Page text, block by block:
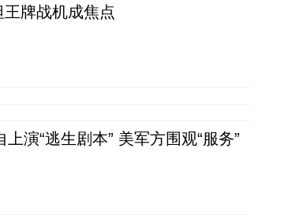
牌战机成焦点
演“逃生剧本” 美军方围观“服务”